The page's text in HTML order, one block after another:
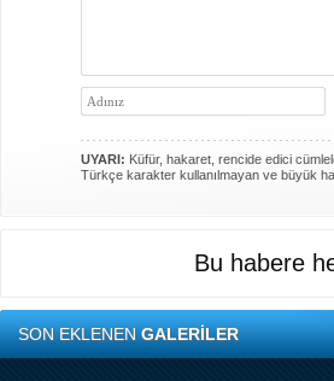
UYARI: Küfür, hakaret, rencide edici
Türkçe karakter kullanılmayan ve büyük
Bu habere
SON EKLENENGALERİLER